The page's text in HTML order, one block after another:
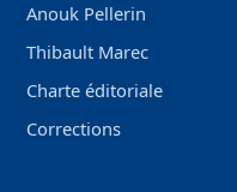
Anouk Pellerin
Thibault Marec
Charte éditoriale
Corrections